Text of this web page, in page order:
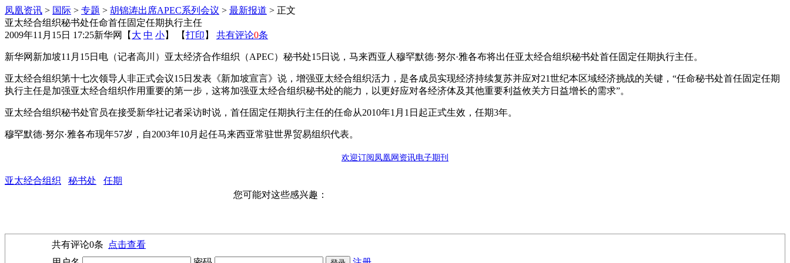
凤凰资讯 > 国际 > 专题 > 胡锦涛出席APEC系列会议 > 最新报道 > 正文
亚太经合组织秘书处任命首任固定任期执行主任
2009年11月15日 17:25新华网 【 大 中 小】 【打印 】 共有评论0条
新华网新加坡11月15日电（记者高川）亚太经济合作组织（APEC）秘书处15日说，马来西亚人穆罕默德·努尔·雅各布将出任亚太经合组织秘书处首任固定任期执行主任。
亚太经合组织第十七次领导人非正式会议15日发表《新加坡宣言》说，增强亚太经合组织活力，是各成员实现经济持续复苏并应对21世纪本区域经济挑战的关键，“任命秘书处首任固定任期
执行主任是加强亚太经合组织作用重要的第一步，这将加强亚太经合组织秘书处的能力，以更好应对各经济体及其他重要利益攸关方日益增长的需求”。
亚太经合组织秘书处官员在接受新华社记者采访时说，首任固定任期执行主任的任命从2010年1月1日起正式生效，任期3年。
穆罕默德·努尔·雅各布现年57岁，自2003年10月起任马来西亚常驻世界贸易组织代表。
欢迎订阅凤凰网资讯电子期刊
亚太经合组织 秘书处
任期
您可能对这些感兴趣：
共有评论0条
点击查看